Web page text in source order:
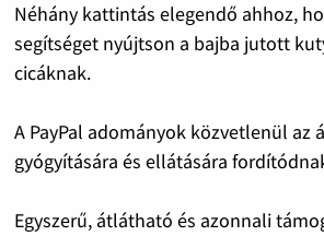
Néhány kattintás elegendő ahhoz,
segítséget nyújtson a bajba jutott
cicáknak.
A PayPal adományok közvetlenül az
gyógyítására és ellátására
Egyszerű, átlátható és azonnali